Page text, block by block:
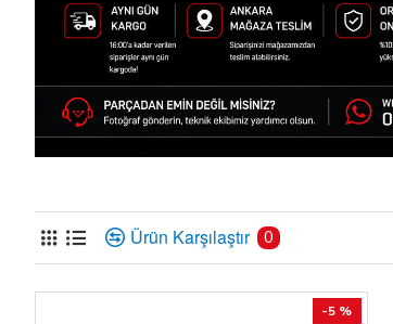
Ürün Karşılaştır 0
-5 %